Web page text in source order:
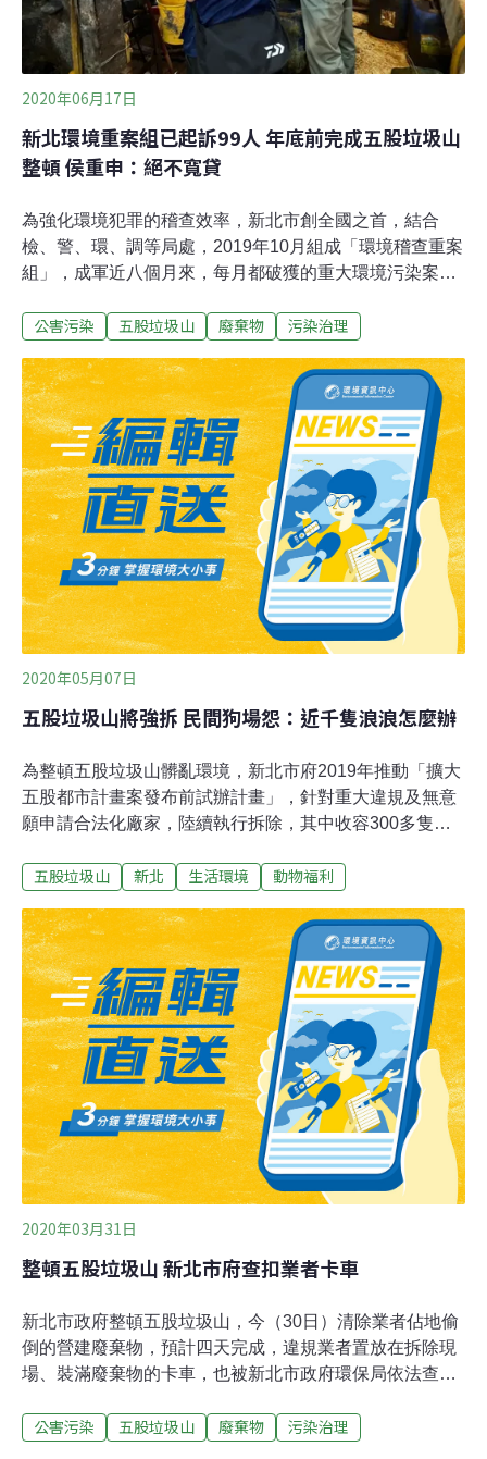
2020年06月17日
新北環境重案組已起訴99人 年底前完成五股垃圾山
整頓 侯重申：絕不寬貸
為強化環境犯罪的稽查效率，新北市創全國之首，結合
檢、警、環、調等局處，2019年10月組成「環境稽查重案
組」，成軍近八個月來，每月都破獲的重大環境污染案
政會議上獲市長侯友宜及各局處高度肯定。侯友宜表示，
成污染也影響治安，「重案組強力拆除非法業者展現整頓
決心，讓其他業者不再心存僥倖，願意配合輔導。」針對
未拆除的非法廠房，消防局局長黃德清表示，今年8月與
12月將會協同有關單位執行最後兩波拆除，完成五股垃圾
山的整頓任務。環保局一年開罰1.5億 民眾最關心空污、
廢棄物、噪音 「新北環境稽查重案組」由新北市副市長謝
政達擔任召集人，環保局長、警察局長擔任副召集人。環
保局局長程大維表示，環境犯罪案件經常發生在人煙罕至
的隱蔽地點，且空污、水污等犯罪證據稍縱即逝，導致稽
查人員難以舉證，且環境犯罪常為跨
公害污染 五股垃圾山 廢棄物 污染治理
2020年05月07日
五股垃圾山將強拆 民間狗場怨：近千隻浪浪怎麼辦
為整頓五股垃圾山髒亂環境，新北市府2019年推動「擴大
五股都市計畫案發布前試辦計畫」，針對重大違規及無意
願申請合法化廠家，陸續執行拆除，其中收容300多隻流
場從2012年起至2016年，協助捕抓結紮超過2000隻五股
決當地流浪犬貓問題。礙於法規嚴格，保育場數次送件都
遭駁回，在無法完成合法申請程序下，將於2020年底前拆
除，要在短期內找到地方重建保育場，面臨龐大的經濟負
擔跟時間壓力，幾乎是不可能任務。新北市動保處代理處
長楊淑方表示，將持續輔導保育場並協助協調，一定會在
拆除之前，找到解決的方式；沒有固定餵養者的流浪犬
貓，動保處將優先收容老弱及具醫療需求的浪浪。
五股垃圾山 新北 生活環境 動物福利
2020年03月31日
整頓五股垃圾山 新北市府查扣業者卡車
新北市政府整頓五股垃圾山，今（30日）清除業者佔地偷
倒的營建廢棄物，預計四天完成，違規業者置放在拆除現
場、裝滿廢棄物的卡車，也被新北市政府環保局依法查
限公司長期於五股區違規棄置營建廢棄物，市府去年11月
公害污染 五股垃圾山 廢棄物 污染治理